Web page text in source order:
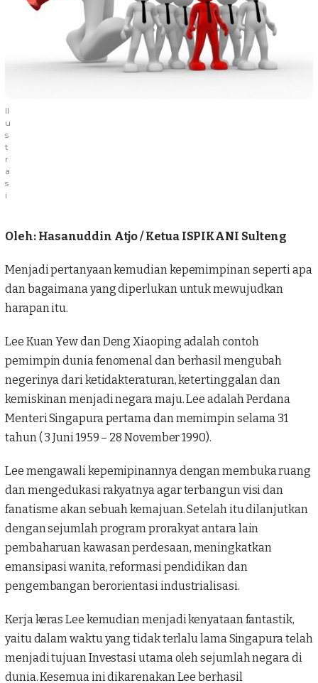
Il
u
s
t
r
a
s
i
Oleh: Hasanuddin Atjo / Ketua ISPIKANI Sulteng
Menjadi pertanyaan kemudian kepemimpinan seperti apa
dan bagaimana yang diperlukan untuk mewujudkan
harapan itu.
Lee Kuan Yew dan Deng Xiaoping adalah contoh
pemimpin dunia fenomenal dan berhasil mengubah
negerinya dari ketidakteraturan, ketertinggalan dan
kemiskinan menjadi negara maju. Lee adalah Perdana
Menteri Singapura pertama dan memimpin selama 31
tahun ( 3 Juni 1959 – 28 November 1990).
Lee mengawali kepemipinannya dengan membuka ruang
dan mengedukasi rakyatnya agar terbangun visi dan
fanatisme akan sebuah kemajuan. Setelah itu dilanjutkan
dengan sejumlah program prorakyat antara lain
pembaharuan kawasan perdesaan, meningkatkan
emansipasi wanita, reformasi pendidikan dan
pengembangan berorientasi industrialisasi.
Kerja keras Lee kemudian menjadi kenyataan fantastik,
yaitu dalam waktu yang tidak terlalu lama Singapura telah
menjadi tujuan Investasi utama oleh sejumlah negara di
dunia. Kesemua ini dikarenakan Lee berhasil